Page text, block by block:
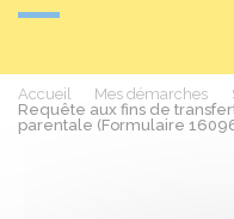
Accueil Mes démarches
Requête aux fins de
parentale (Formulaire